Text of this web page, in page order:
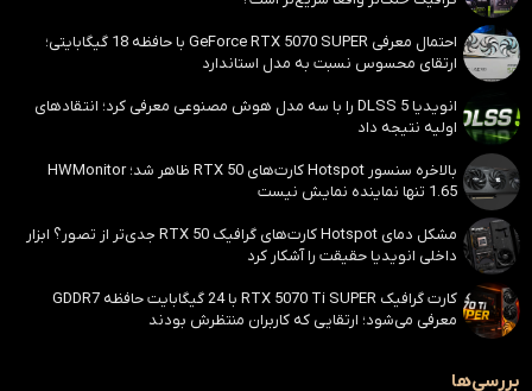
احتمال معرفی GeForce RTX 5070 SUPER با حافظه 18 گیگابایتی؛
ارتقای محسوس نسبت به مدل استاندارد
انویدیا DLSS 5 را با سه مدل هوش مصنوعی معرفی کرد؛ انتقادهای
اولیه نتیجه داد
بالاخره سنسور Hotspot کارت‌های RTX 50 ظاهر شد؛ HWMonitor
1.65 تنها نماینده نمایش نیست
مشکل دمای Hotspot کارت‌های گرافیک RTX 50 جدی‌تر از تصور؟ ابزار
داخلی انویدیا حقیقت را آشکار کرد
کارت گرافیک RTX 5070 Ti SUPER با 24 گیگابایت حافظه GDDR7
معرفی می‌شود؛ ارتقایی که کاربران منتظرش بودند
بررسی‌ها